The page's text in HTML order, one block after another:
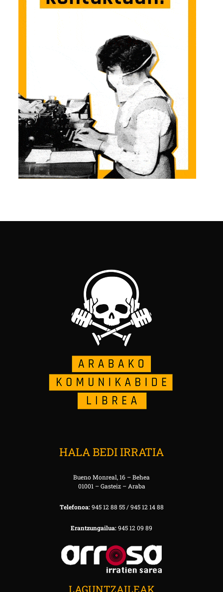
HALA BEDI IRRATIA
Bueno Monreal, 16 – Behea
01001 – Gasteiz – Araba
Telefonoa:945 12 88 55 / 945 12 14 88
Erantzungailua:945 12 09 89
LAGUNTZAILEAK